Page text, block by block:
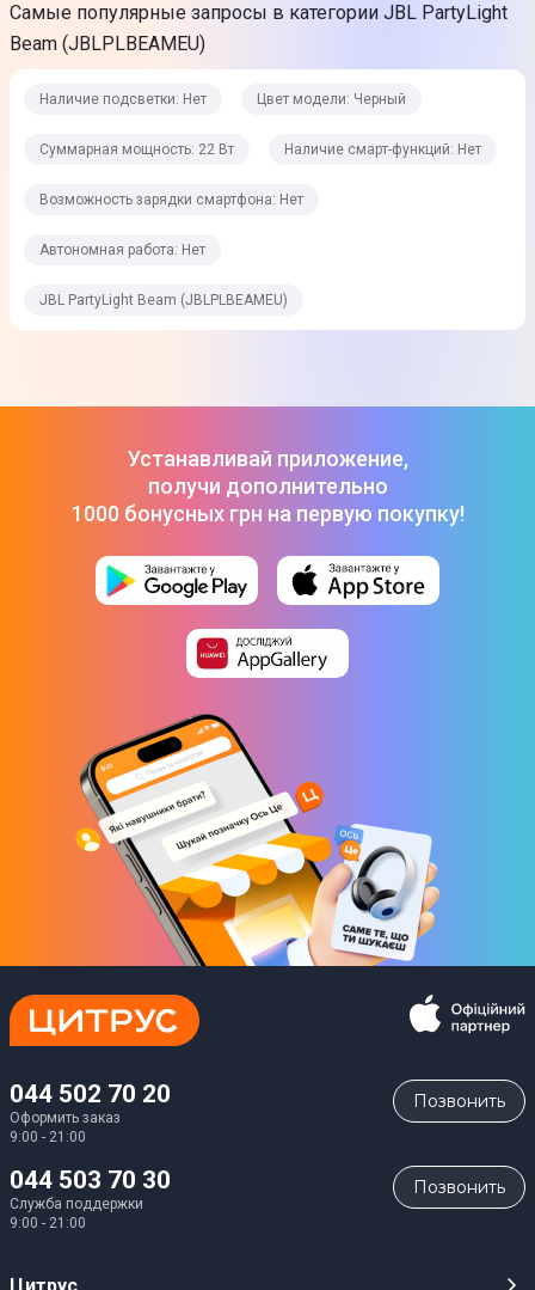
HI-RES AUDIO
Нет
Нет
FM радио
Особенности
Светодиоды: 3 RGB + 4 W LED
От сети
Автономная работа
Нет
Тип аккумулятора
Нет
Емкость аккумулятора
Нет
Физические характеристики
Самые популярные запросы в категории JBL PartyLight
Beam (JBLPLBEAMEU)
Наличие подсветки: Нет Цвет модели: Черный
Суммарная мощность: 22 Вт Наличие смарт-функций: Нет
Возможность зарядки смартфона: Нет
Автономная работа: Нет
JBL PartyLight Beam (JBLPLBEAMEU)
Устанавливай приложение,
получи дополнительно
1000 бонусных грн на первую покупку!
044 502 70 20
Оформить заказ
9:00 - 21:00
Позвонить
044 503 70 30
Служба поддержки
9:00 - 21:00
Позвонить
Цитрус